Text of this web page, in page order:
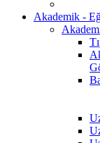
Akademik -